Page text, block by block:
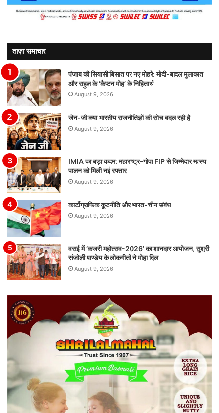
ताज़ा समाचार
पंजाब की सियासी बिसात पर नए मोहरे: मोदी-बादल मुलाकात
और राहुल के ‘कैप्टन मोह’ के निहितार्थ
August 9, 2026
जेन-जी क्या भारतीय राजनीतिज्ञों की सोच बदल रही है
August 9, 2026
IMIA का बड़ा कदम: महाराष्ट्र–गोवा FIP से जिम्मेदार मत्स्य
पालन को मिली नई रफ्तार
August 9, 2026
कार्टोग्राफिक कूटनीति और भारत-चीन संबंध
August 9, 2026
वसई में ‘कजरी महोत्सव-2026’ का शानदार आयोजन, सुश्री
संजोली पाण्डेय के लोकगीतों ने मोहा दिल
August 9, 2026